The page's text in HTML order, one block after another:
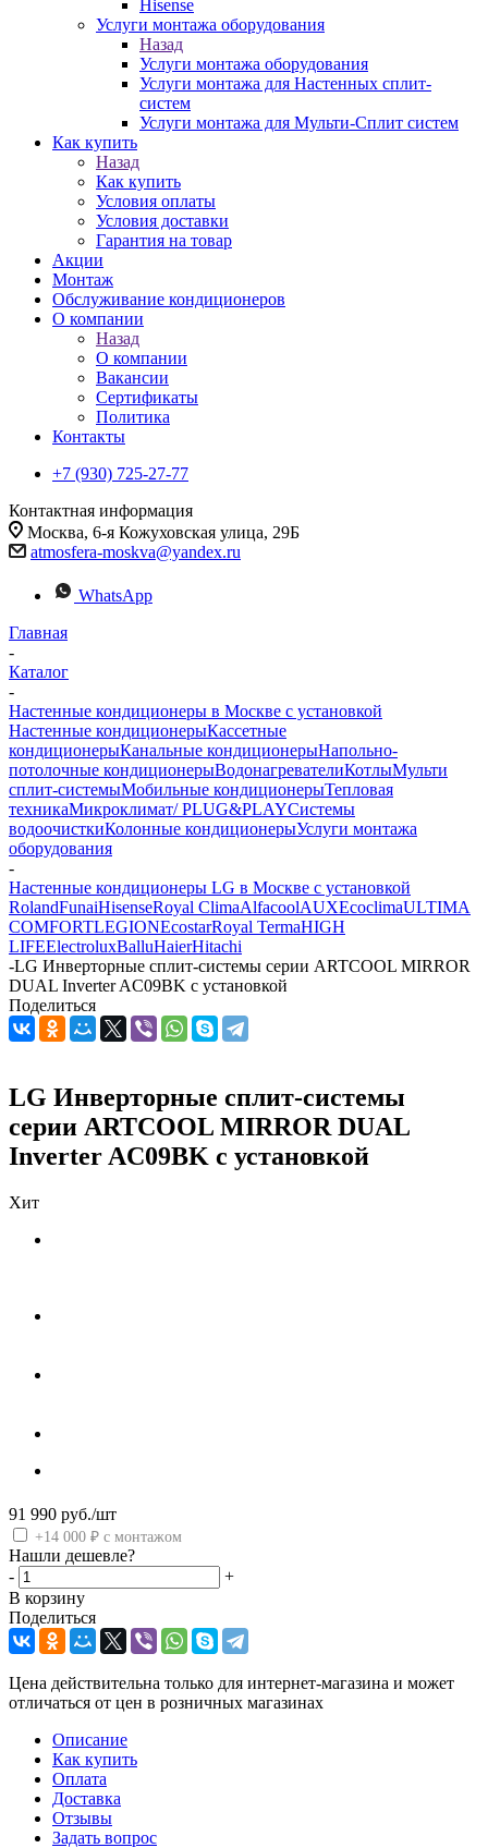
Hisense
Услуги монтажа оборудования
Назад
Услуги монтажа оборудования
Услуги монтажа для Настенных сплит-
систем
Услуги монтажа для Мульти-Сплит систем
Как купить
Назад
Как купить
Условия оплаты
Условия доставки
Гарантия на товар
Акции
Монтаж
Обслуживание кондиционеров
О компании
Назад
О компании
Вакансии
Сертификаты
Политика
Контакты
+7 (930) 725-27-77
Контактная информация
Москва, 6-я Кожуховская улица, 29Б
atmosfera-moskva@yandex.ru
WhatsApp
Главная
-
Каталог
-
Настенные кондиционеры в Москве с установкой
Настенные кондиционерыКассетные
кондиционерыКанальные кондиционерыНапольно-
потолочные кондиционерыВодонагревателиКотлыМульти
сплит-системыМобильные кондиционерыТепловая
техникаМикроклимат/ PLUG&PLAYСистемы
водоочисткиКолонные кондиционерыУслуги монтажа
оборудования
-
Настенные кондиционеры LG в Москве с установкой
RolandFunaiHisenseRoyal ClimaAlfacoolAUXEcoclimaULTIMA
COMFORTLEGIONEcostarRoyal TermaHIGH
LIFEElectroluxBalluHaierHitachi
-LG Инверторные сплит-системы серии ARTCOOL MIRROR
DUAL Inverter AC09BK с установкой
Поделиться
LG Инверторные сплит-системы
серии ARTCOOL MIRROR DUAL
Inverter AC09BK с установкой
Хит
91 990 руб./шт
+14 000 ₽ с монтажом
Нашли дешевле?
-
+
В корзину
Поделиться
Цена действительна только для интернет-магазина и может
отличаться от цен в розничных магазинах
Описание
Как купить
Оплата
Доставка
Отзывы
Задать вопрос